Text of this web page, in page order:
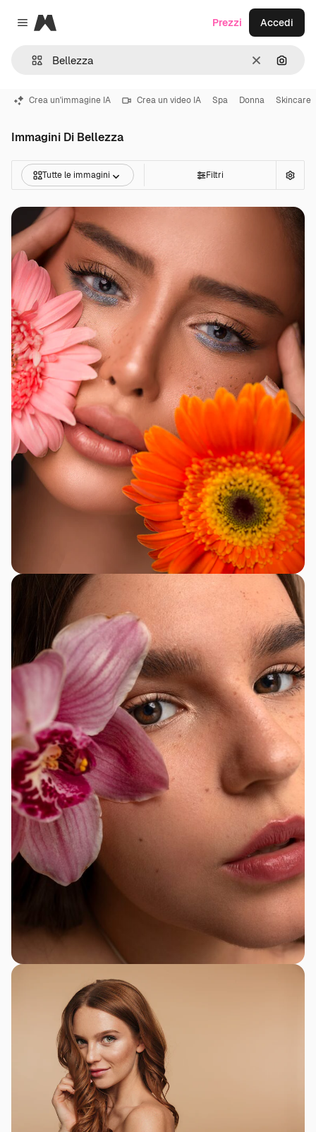
Close menu
Magnific
CancellaCerca
Prezzi Accedi
Crea un'immagine IA Crea un video IA Spa Donna Skincare
Immagini Di Bellezza
Tutte le immagini Filtri